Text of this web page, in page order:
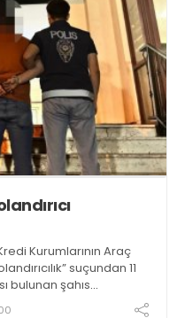
Kurumlarının Araç
suçundan 11
bulunan şahıs